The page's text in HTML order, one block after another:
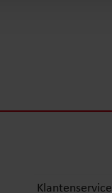
Klantenservice